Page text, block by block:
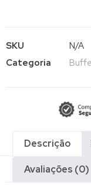
SKU
N/A
Categoria
Descrição
Avaliações (0)